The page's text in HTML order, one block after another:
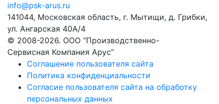
info@psk-arus.ru
141044, Московская область, г. Мытищи, д. Грибки,
ул. Ангарская 40А/4
© 2008-2026. ООО “Производственно-
Сервисная Компания Арус”
Соглашение пользователя сайта
Политика конфиденциальности
Согласие пользователя сайта на обработку
персональных данных